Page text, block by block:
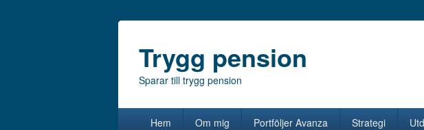
Trygg pension
Sparar till trygg pension
Hem Om mig Portföljer Avanza Strategi